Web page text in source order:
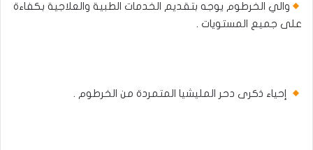
والي الخرطوم يوجه بتقديم الخدمات الطبية والعلاجية بكفاءة
على جميع المستويات .
إحياء ذكرى دحر المليشيا المتمردة من الخرطوم .